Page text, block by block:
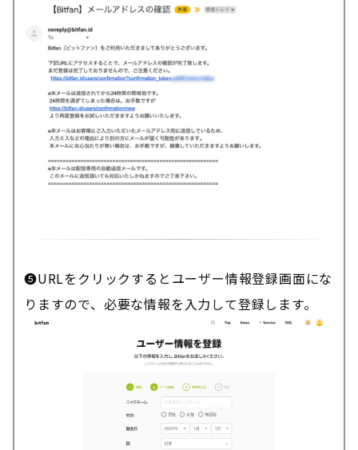
❺URLをクリックするとユーザー情報登録画面にな
りますので、必要な情報を入力して登録します。